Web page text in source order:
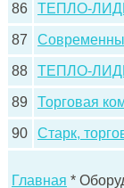
86 ТЕПЛО-
87
88 ТЕПЛО-
89 Торговая
90 Старк,
Главная *